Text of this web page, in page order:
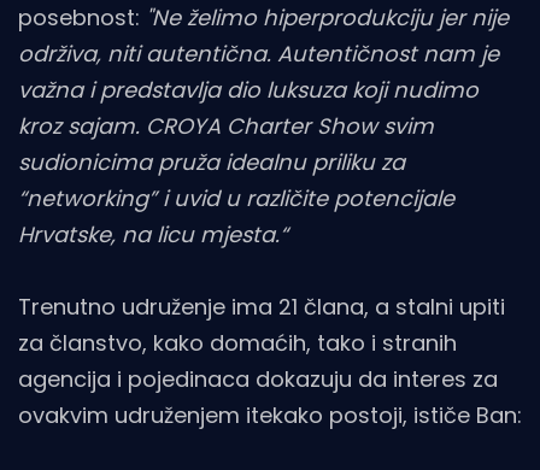
posebnost: "Ne želimo hiperprodukciju jer nije
održiva, niti autentična. Autentičnost nam je
važna i predstavlja dio luksuza koji nudimo
kroz sajam. CROYA Charter Show svim
sudionicima pruža idealnu priliku za
“networking” i uvid u različite potencijale
Hrvatske, na licu mjesta.“
Trenutno udruženje ima 21 člana, a stalni upiti
za članstvo, kako domaćih, tako i stranih
agencija i pojedinaca dokazuju da interes za
ovakvim udruženjem itekako postoji, ističe Ban: